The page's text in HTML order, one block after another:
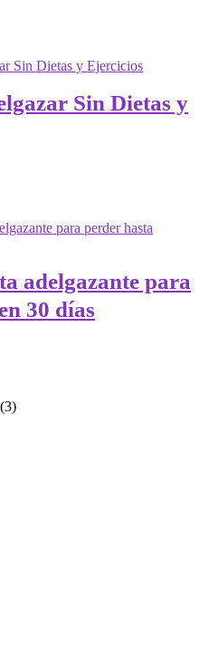
Sin Dietas y
adelgazante para
30 días
(3)